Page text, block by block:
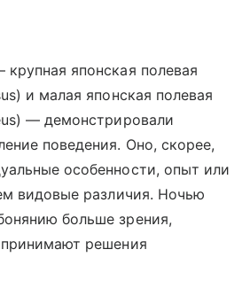
японская полевая
и малая японская полевая
— демонстрировали
поведения. Оно, скорее,
особенности, опыт или
видовые различия. Ночью
больше зрения,
решения